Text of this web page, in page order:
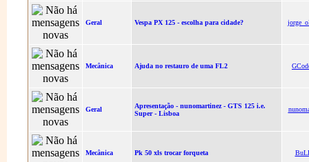
Geral Vespa PX 125 - escolha para cidade?
Mecânica Ajuda no restauro de uma FL2
Geral
Apresentação - nunomartinez - GTS 125 i.e.
Super - Lisboa
Mecânica Pk 50 xls trocar forqueta